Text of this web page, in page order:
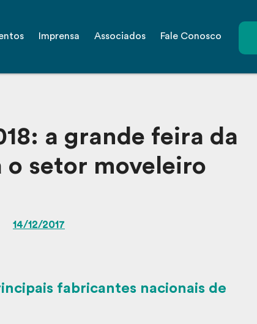
Imprensa Associados Fale Conosco
a grande feira da
o setor moveleiro
14/12/2017
fabricantes nacionais de